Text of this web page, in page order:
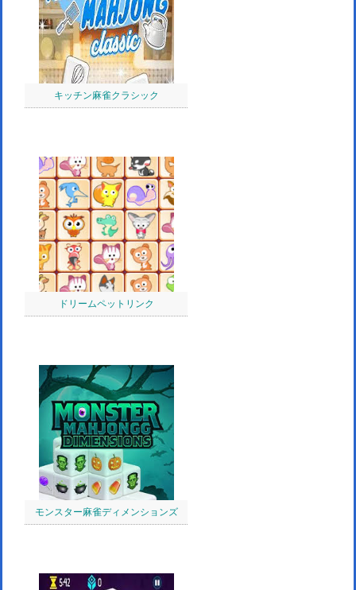
キッチン麻雀クラシック
ドリームペットリンク
モンスター麻雀ディメンションズ